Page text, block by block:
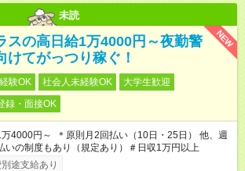
未読
NEW
スの高日給1万4000円～夜勤警
けてがっつり稼ぐ！
験OK 社会人未経験OK
大学生歓迎
録・面接OK
万4000円～ ＊原則月2回払い（10日・25日） 他、週
いの制度もあり（規定あり）＃日収1万円以上
途支給あり